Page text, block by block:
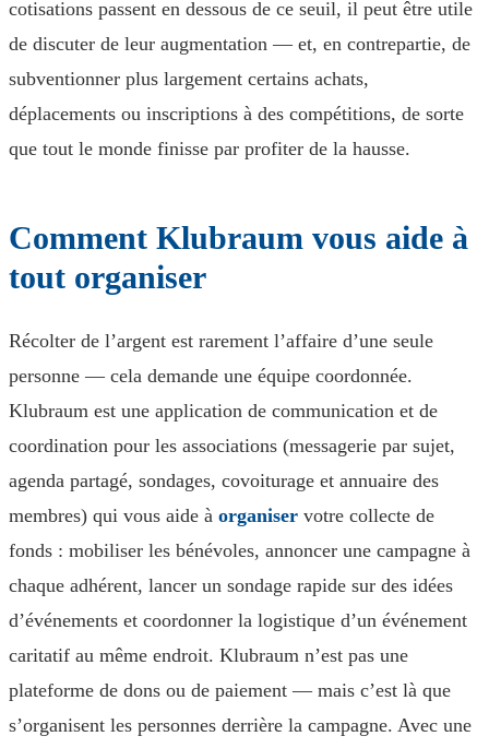
cotisations passent en dessous de ce seuil, il peut être utile
de discuter de leur augmentation — et, en contrepartie, de
subventionner plus largement certains achats,
déplacements ou inscriptions à des compétitions, de sorte
que tout le monde finisse par profiter de la hausse.
Comment Klubraum vous aide à
tout organiser
Récolter de l’argent est rarement l’affaire d’une seule
personne — cela demande une équipe coordonnée.
Klubraum est une application de communication et de
coordination pour les associations (messagerie par sujet,
agenda partagé, sondages, covoiturage et annuaire des
membres) qui vous aide à organiser votre collecte de
fonds : mobiliser les bénévoles, annoncer une campagne à
chaque adhérent, lancer un sondage rapide sur des idées
d’événements et coordonner la logistique d’un événement
caritatif au même endroit. Klubraum n’est pas une
plateforme de dons ou de paiement — mais c’est là que
s’organisent les personnes derrière la campagne. Avec une